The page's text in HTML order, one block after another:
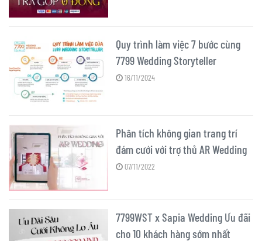
Quy trình làm việc 7 bước cùng
7799 Wedding Storyteller
16/11/2024
Phân tích không gian trang trí
đám cưới với trợ thủ AR Wedding
07/11/2022
7799WST x Sapia Wedding Ưu đãi
cho 10 khách hàng sớm nhất